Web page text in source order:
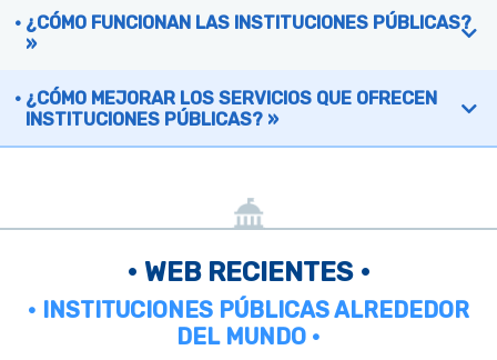
¿CÓMO FUNCIONAN LAS INSTITUCIONES PÚBLICAS?
»
¿CÓMO MEJORAR LOS SERVICIOS QUE OFRECEN
INSTITUCIONES PÚBLICAS? »
• WEB RECIENTES •
• INSTITUCIONES PÚBLICAS ALREDEDOR
DEL MUNDO •